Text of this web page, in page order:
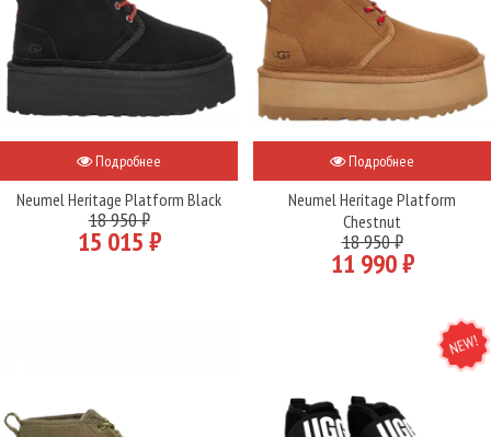
Подробнее
Neumel Heritage Platform Black
18 950 ₽
15 015 ₽
Подробнее
Neumel Heritage Platform
Chestnut
18 950 ₽
11 990 ₽
NEW